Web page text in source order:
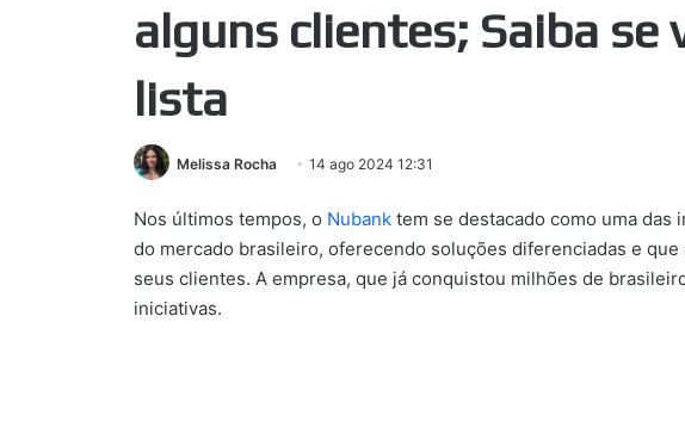
alguns clientes; Saiba se
lista
Melissa Rocha 14 ago 2024 12:31
Nos últimos tempos, o Nubank tem se destacado como uma
do mercado brasileiro, oferecendo soluções diferenciadas e
seus clientes. A empresa, que já conquistou milhões de
iniciativas.